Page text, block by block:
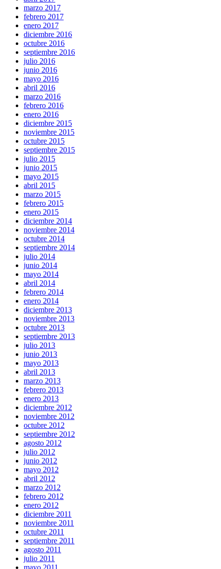
marzo 2017
febrero 2017
enero 2017
diciembre 2016
octubre 2016
septiembre 2016
julio 2016
junio 2016
mayo 2016
abril 2016
marzo 2016
febrero 2016
enero 2016
diciembre 2015
noviembre 2015
octubre 2015
septiembre 2015
julio 2015
junio 2015
mayo 2015
abril 2015
marzo 2015
febrero 2015
enero 2015
diciembre 2014
noviembre 2014
octubre 2014
septiembre 2014
julio 2014
junio 2014
mayo 2014
abril 2014
febrero 2014
enero 2014
diciembre 2013
noviembre 2013
octubre 2013
septiembre 2013
julio 2013
junio 2013
mayo 2013
abril 2013
marzo 2013
febrero 2013
enero 2013
diciembre 2012
noviembre 2012
octubre 2012
septiembre 2012
agosto 2012
julio 2012
junio 2012
mayo 2012
abril 2012
marzo 2012
febrero 2012
enero 2012
diciembre 2011
noviembre 2011
octubre 2011
septiembre 2011
agosto 2011
julio 2011